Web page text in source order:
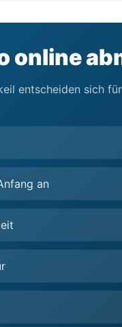
online
entscheiden sich
an